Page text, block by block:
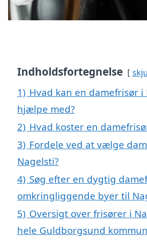
Indholdsfortegnelse
1) Hvad kan en damefrisør i
hjælpe med?
2) Hvad koster en
3) Fordele ved at vælge
Nagelsti?
4) Søg efter en dygtig
omkringliggende byer til
5) Oversigt over frisører i
hele Guldborgsund